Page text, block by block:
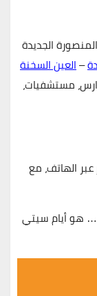
الجديدة
–العين السخنة
مستشفيات،
عبر الهاتف، مع
هو أيام سيتي